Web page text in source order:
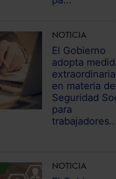
NOTICIA
El Gobierno
adopta
en materia de
Seguridad
para
NOTICIA